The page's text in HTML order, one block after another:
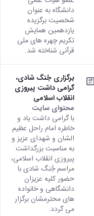
دانشگاه به عنوان
شخصیت برگزیده
یازدهمین همایش
تکریم چهره های ملی
قرآنی شناخته شد.
برگزاری جُنگ شادی،
گرامی داشت پیروزی
انقلاب اسلامی
محتوای سایت
با گرامی داشت یاد و
خاطره امام راحل عظیم
الشان و شهدای عزیز و
به مناسبت بزرگداشت
پیروزی انقلاب اسلامی،
مراسم جُنگ شادی با
حضور کلیه عزیزان
دانشگاهی و خانواده
های محترمشان برگزار
می گردد.